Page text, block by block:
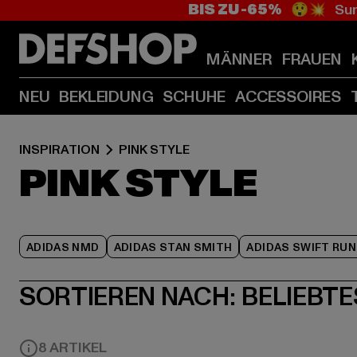
BIS ZU -65% 😲💥
MÄNNER FRAUEN
NEU BEKLEIDUNG SCHUHE ACCESSOIRES
INSPIRATION PINK STYLE
PINK STYLE
ADIDAS NMD ADIDAS STAN SMITH ADIDAS SWIFT RUN
SORTIEREN NACH:
8 ARTIKEL